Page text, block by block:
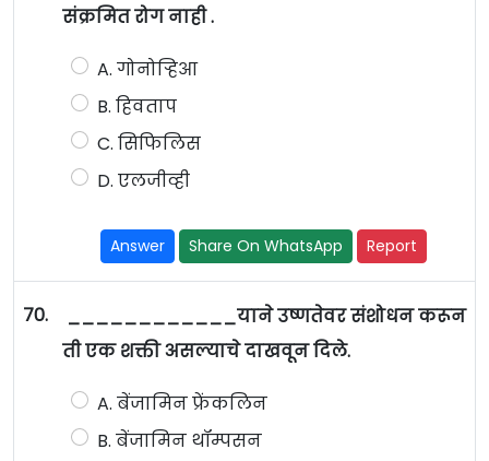
संक्रमित रोग नाही .
A. गोनोऱ्हिआ
B. हिवताप
C. सिफिलिस
D. एलजीव्ही
Answer Share On WhatsApp Report
70.
____________याने उष्णतेवर संशोधन करून
ती एक शक्ती असल्याचे दाखवून दिले.
A. बेंजामिन फ्रेंकलिन
B. बेंजामिन थॉम्पसन